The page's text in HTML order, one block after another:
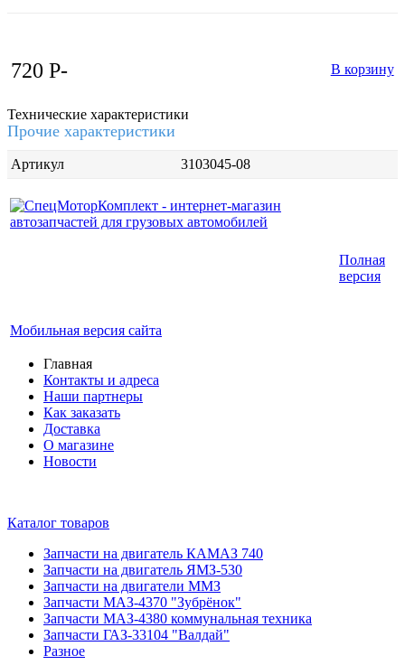
720P- В корзину
Технические характеристики
Прочие характеристики
Артикул 3103045-08
Мобильная версия сайта
Полная
версия
Главная
Контакты и адреса
Наши партнеры
Как заказать
Доставка
О магазине
Новости
Каталог товаров
Запчасти на двигатель КАМАЗ 740
Запчасти на двигатель ЯМЗ-530
Запчасти на двигатели ММЗ
Запчасти МАЗ-4370 "Зубрёнок"
Запчасти МАЗ-4380 коммунальная техника
Запчасти ГАЗ-33104 "Валдай"
Разное